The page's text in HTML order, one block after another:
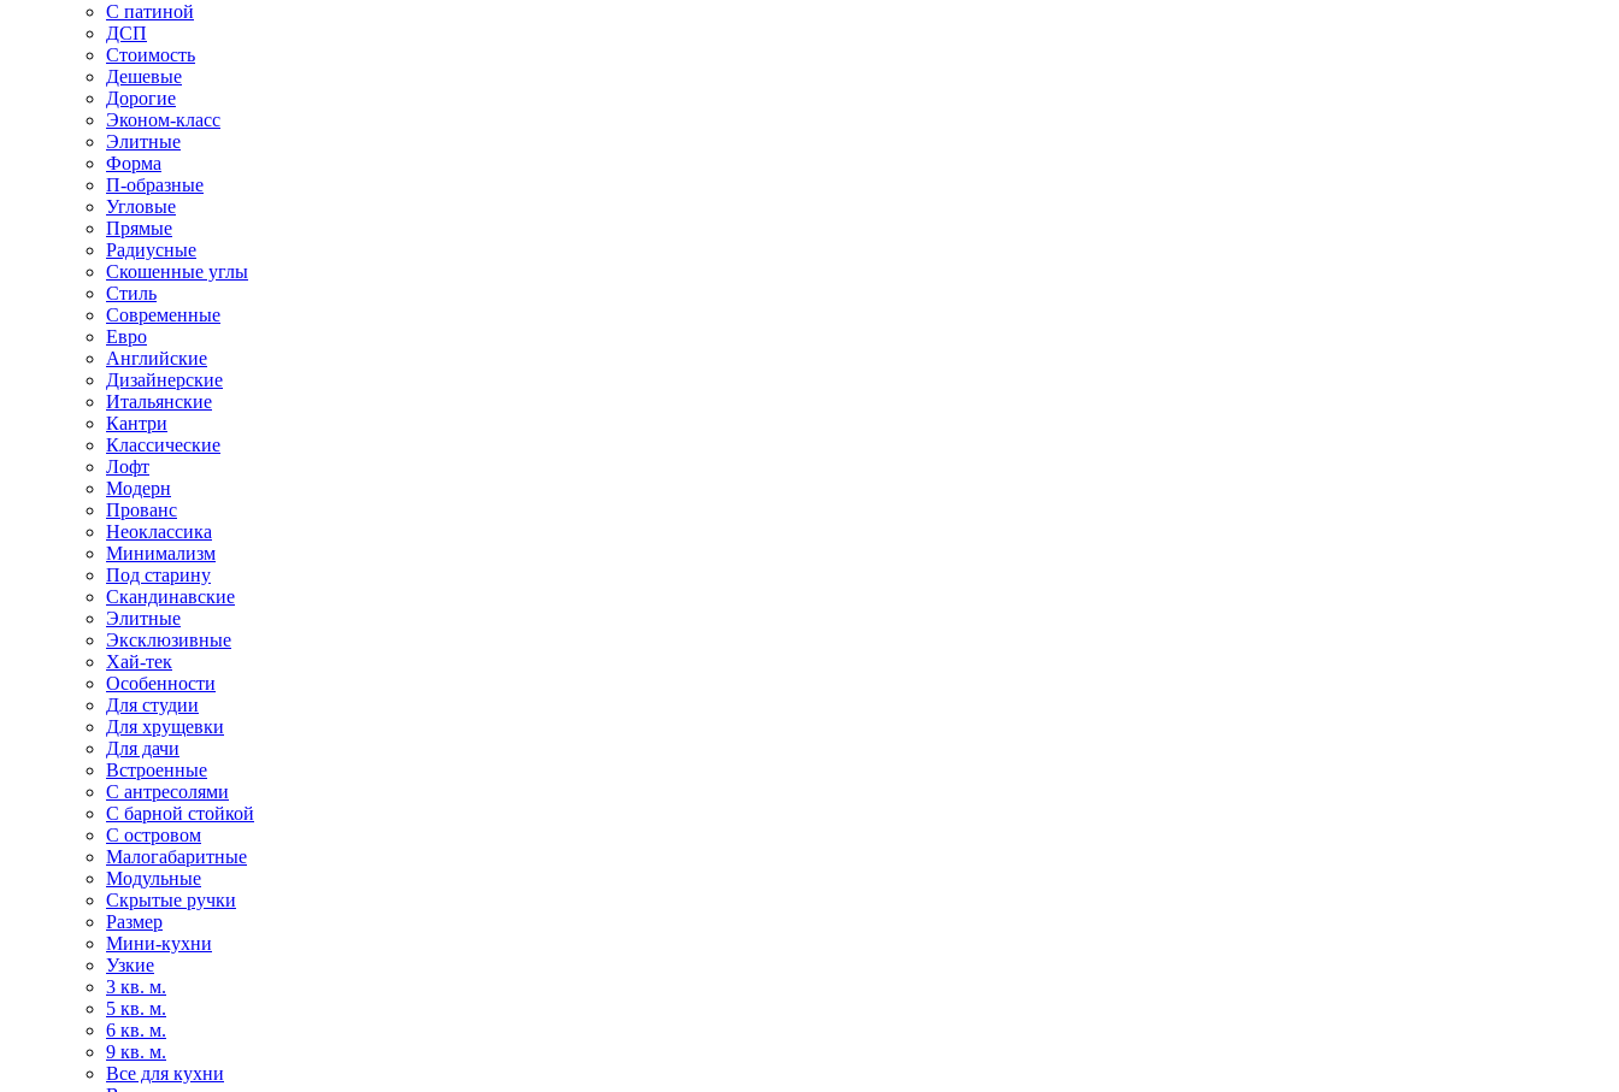
С патиной
ДСП
Стоимость
Дешевые
Дорогие
Эконом-класс
Элитные
Форма
П-образные
Угловые
Прямые
Радиусные
Скошенные углы
Стиль
Современные
Евро
Английские
Дизайнерские
Итальянские
Кантри
Классические
Лофт
Модерн
Прованс
Неоклассика
Минимализм
Под старину
Скандинавские
Элитные
Эксклюзивные
Хай-тек
Особенности
Для студии
Для хрущевки
Для дачи
Встроенные
С антресолями
С барной стойкой
С островом
Малогабаритные
Модульные
Скрытые ручки
Размер
Мини-кухни
Узкие
3 кв. м.
5 кв. м.
6 кв. м.
9 кв. м.
Все для кухни